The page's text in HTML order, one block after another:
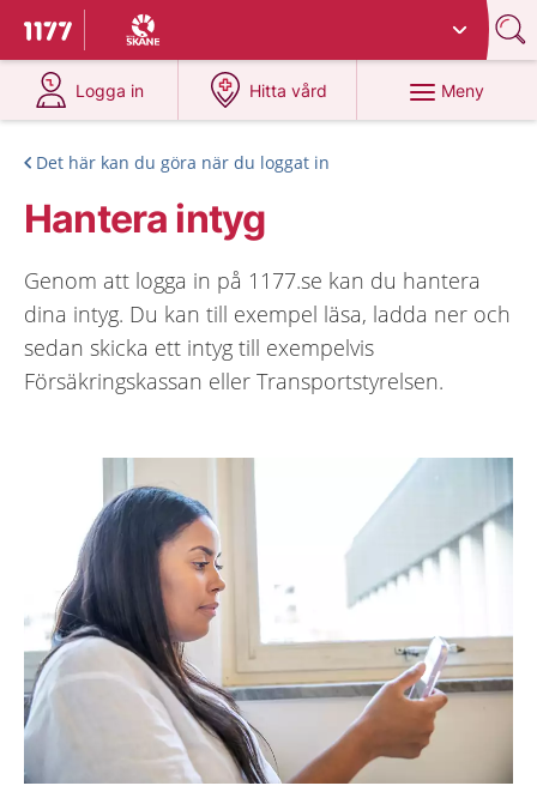
Till startsidan för 1177
Du har valt region
Logga in
på 1177.se
Hitta vård
på 1177.se
Meny
Det här kan du göra när du loggat in
Hantera intyg
Genom att logga in på 1177.se kan du hantera
dina intyg. Du kan till exempel läsa, ladda ner och
sedan skicka ett intyg till exempelvis
Försäkringskassan eller Transportstyrelsen.